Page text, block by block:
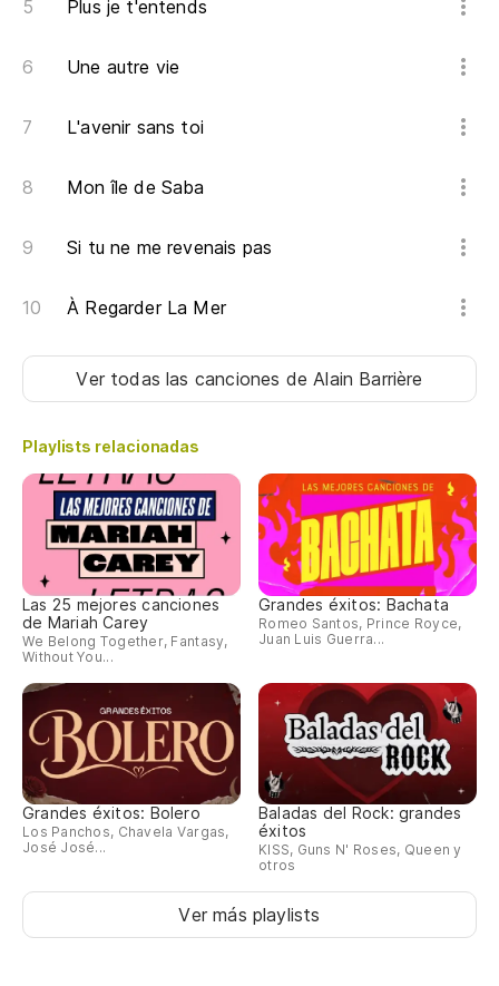
Plus je t'entends
Une autre vie
L'avenir sans toi
Mon île de Saba
Si tu ne me revenais pas
À Regarder La Mer
Ver todas las canciones de Alain Barrière
Playlists relacionadas
Las 25 mejores canciones
de Mariah Carey
We Belong Together, Fantasy,
Without You...
Grandes éxitos: Bachata
Romeo Santos, Prince Royce,
Juan Luis Guerra...
Grandes éxitos: Bolero
Los Panchos, Chavela Vargas,
José José...
Baladas del Rock: grandes
éxitos
KISS, Guns N' Roses, Queen y
otros
Ver más playlists